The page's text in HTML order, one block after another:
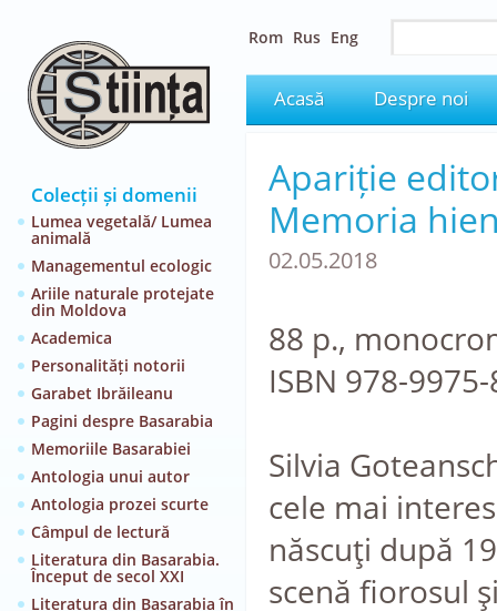
Colecții și domenii
Lumea vegetală/ Lumea
animală
Managementul ecologic
Ariile naturale protejate
din Moldova
Academica
Personalități notorii
Garabet Ibrăileanu
Pagini despre Basarabia
Memoriile Basarabiei
Antologia unui autor
Antologia prozei scurte
Câmpul de lectură
Literatura din Basarabia.
Început de secol XXI
Literatura din Basarabia în
Rom Rus Eng
Acasă Despre noi
Apariție
Memoria
02.05.2018
88 p.,
ISBN 978-
Silvia
cele mai
născuţi după
scenă fiorosul